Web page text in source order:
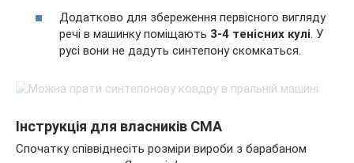
Додатково для збереження первісного вигляду
речі в машинку поміщають 3-4 тенісних кулі . У
русі вони не дадуть синтепону скомкаться.
Інструкція для власників СМА
Спочатку співвіднесіть розміри вироби з барабаном